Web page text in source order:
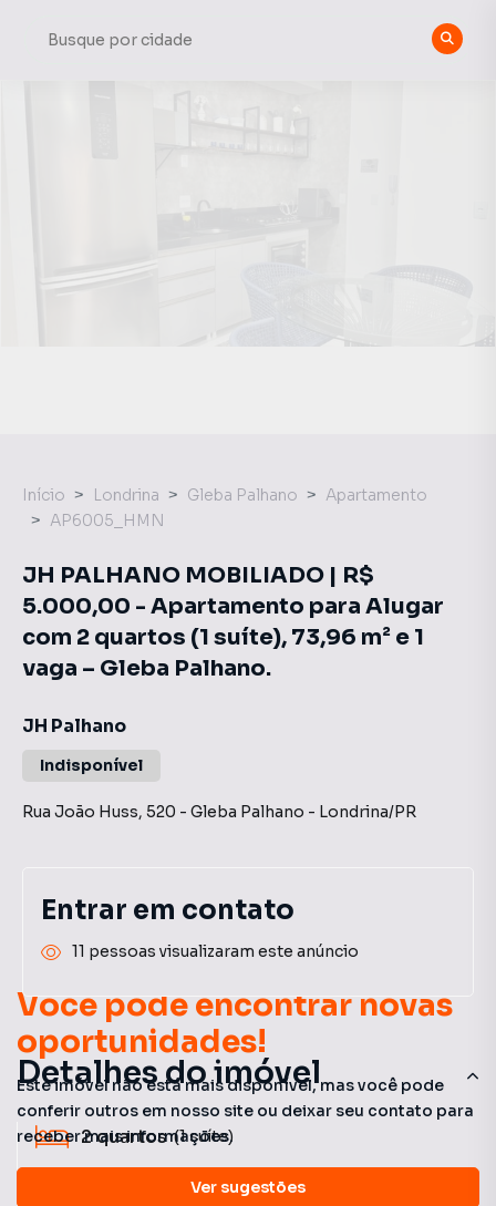
Você pode encontrar novas
oportunidades!
Este imóvel não está mais disponível, mas você pode
conferir outros em nosso site ou deixar seu contato para
receber mais informações.
Ver sugestões
Detalhes do imóvel
2quartos (1 suíte)
Início Londrina Gleba Palhano
Apartamento
AP6005_HMN
JH PALHANO MOBILIADO | R$
5.000,00 - Apartamento para Alugar
com 2 quartos (1 suíte), 73,96 m² e 1
vaga – Gleba Palhano.
JH Palhano
Indisponível
Rua João Huss, 520 - Gleba Palhano - Londrina/PR
Entrar em contato
11 pessoas visualizaram este anúncio